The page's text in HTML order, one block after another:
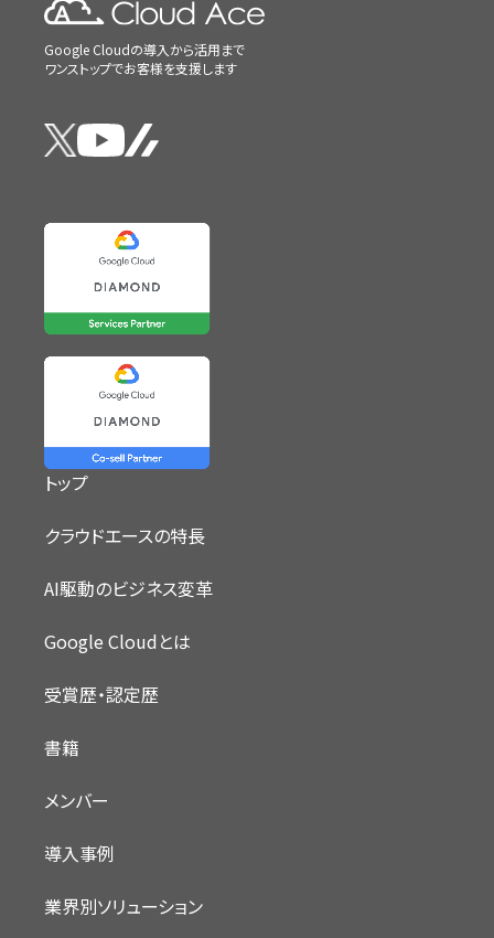
Google Cloudの導入から活用まで
ワンストップでお客様を支援します
トップ
クラウドエースの特長
AI駆動のビジネス変革
Google Cloudとは
受賞歴・認定歴
書籍
メンバー
導入事例
業界別ソリューション